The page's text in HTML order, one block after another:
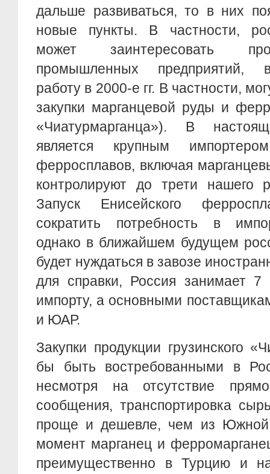
дальше развиваться, то в них
новые пункты. В частности,
может заинтересовать
промышленных предприятий,
работу в 2000-е гг. В частности,
закупки марганцевой руды и
«Чиатурмарганца»). В
является крупным
ферросплавов, включая
контролируют до трети нашего
Запуск Енисейского
сократить потребность в
однако в ближайшем будущем
будет нуждаться в завозе
для справки, Россия занимает
импорту, а основными
и ЮАР.
Закупки продукции грузинского
бы быть востребованными в
несмотря на отсутствие
сообщения, транспортировка
проще и дешевле, чем из
момент марганец и
преимущественно в Турцию и